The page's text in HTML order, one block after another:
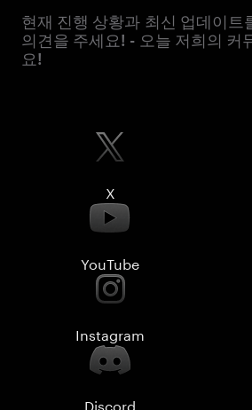
현재 진행 상황과 최신 업데이트
의견을 주세요! - 오늘 저희의 커
요!
X
YouTube
Instagram
Discord